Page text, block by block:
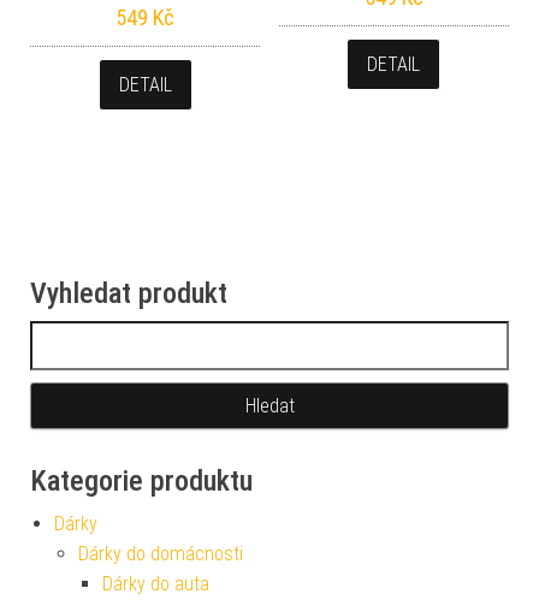
549 Kč
DETAIL
DETAIL
Vyhledat produkt
Kategorie produktu
Dárky
Dárky do domácnosti
Dárky do auta